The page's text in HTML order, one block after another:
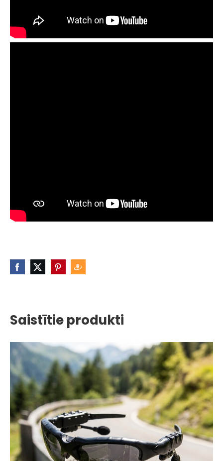
Saistītie produkti